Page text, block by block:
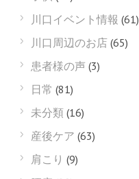
川口イベント情報 (61)
川口周辺のお店 (65)
患者様の声 (3)
日常 (81)
未分類 (16)
産後ケア (63)
肩こり (9)